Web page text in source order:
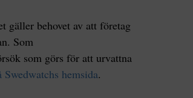
gäller behovet av att företag
Som
som görs för att urvattna
Swedwatchs hemsida.